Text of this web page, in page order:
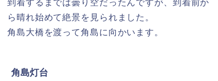
到着するまでは曇り空だったんですが、到着前か
ら晴れ始めて絶景を見られました。
角島大橋を渡って角島に向かいます。
角島灯台